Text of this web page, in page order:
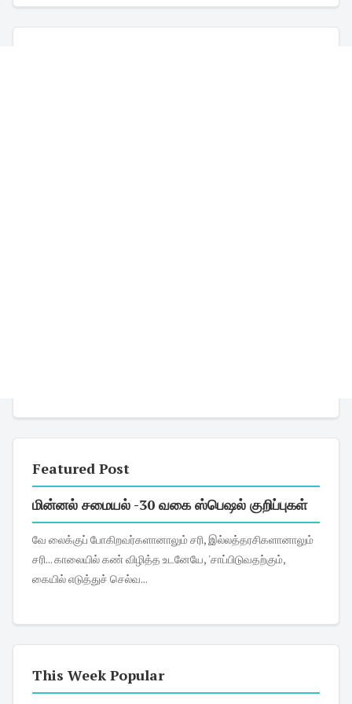
Featured Post
மின்னல் சமையல் -30 வகை ஸ்பெஷல் குறிப்புகள்
வே லைக்குப் போகிறவர்களானாலும் சரி, இல்லத்தரசிகளானாலும்
சரி... காலையில் கண் விழித்த உடனேயே, 'சாப்பிடுவதற்கும்,
கையில் எடுத்துச் செல்வ...
This Week Popular